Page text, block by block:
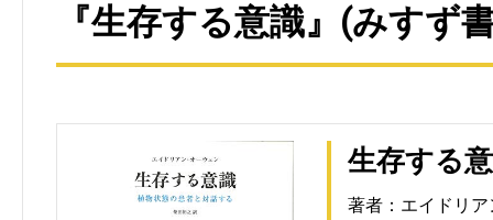
『生存する意識』(みすず
生存する
著者：エイドリ